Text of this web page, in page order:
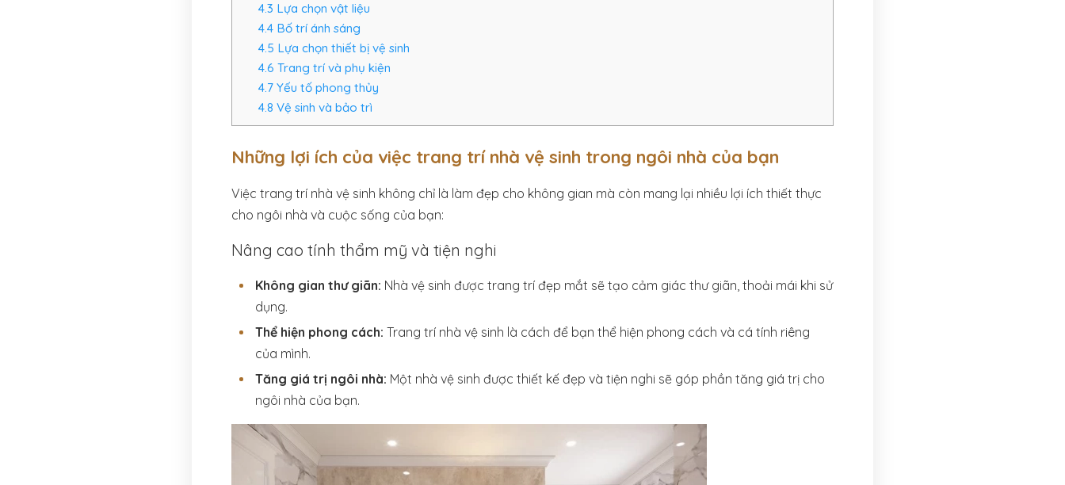
4.3 Lựa chọn vật liệu
4.4Bố trí ánh sáng
4.5 Lựa chọn thiết bị vệ sinh
4.6 Trang trí và phụ kiện
4.7Yếu tố phong thủy
4.8 Vệ sinh và bảo trì
Những lợi ích của việc trang trí nhà vệ sinh trong ngôi nhà của bạn
Việc trang trí nhà vệ sinh không chỉ là làm đẹp cho không gian mà còn mang lại nhiều lợi ích thiết thực
cho ngôi nhà và cuộc sống của bạn:
Nâng cao tính thẩm mỹ và tiện nghi
Không gian thư giãn: Nhà vệ sinh được trang trí đẹp mắt sẽ tạo cảm giác thư giãn, thoải mái khi sử
dụng.
Thể hiện phong cách: Trang trí nhà vệ sinh là cách để bạn thể hiện phong cách và cá tính riêng
của mình.
Tăng giá trị ngôi nhà: Một nhà vệ sinh được thiết kế đẹp và tiện nghi sẽ góp phần tăng giá trị cho
ngôi nhà của bạn.